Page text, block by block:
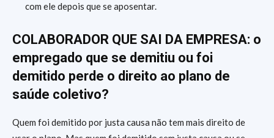
com ele depois que se aposentar.
COLABORADOR QUE SAI DA EMPRESA: o
empregado que se demitiu ou foi
demitido perde o direito ao plano de
saúde coletivo?
Quem foi demitido por justa causa não tem mais direito de